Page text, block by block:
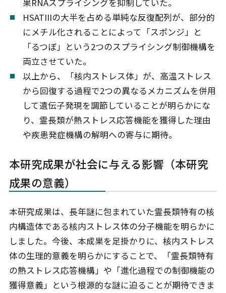
果RNAスプライシングを抑制していた。
HSATIIIの大半を占める単純な反復配列が、部分的
にメチル化されることによって「スポンジ」と
「るつぼ」という2つのスプライシング制御機構を
両立させていた。
以上から、「核内ストレス体」が、高温ストレス
から回復する過程で2つの異なるメカニズムを併用
して遺伝子発現を調節していることが明らかにな
り、霊長類が熱ストレス応答機能を獲得した理由
や疾患発症機構の解明への寄与に期待。
本研究成果が社会に与える影響（本研究
成果の意義）
本研究成果は、長年謎に包まれていた霊長類特有の核
内構造体である核内ストレス体の分子機能を明らかに
しました。今後、本成果を足掛かりに、核内ストレス
体の生理的意義を明らかにすることで、「霊長類特有
の熱ストレス応答機構」や「進化過程での制御機能の
獲得意義」という根源的な謎に迫ることが期待できま